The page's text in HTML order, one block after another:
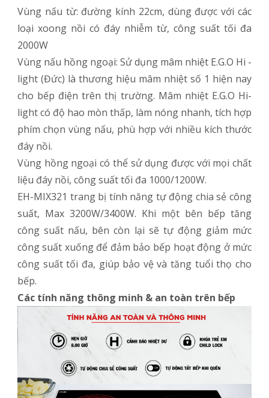
Vùng nấu từ: đường kính 22cm, dùng được với các
loại xoong nồi có đáy nhiễm từ, công suất tối đa
2000W
Vùng nấu hồng ngoại: Sử dụng mâm nhiệt E.G.O Hi -
light (Đức) là thương hiệu mâm nhiệt số 1 hiện nay
cho bếp điện trên thị trường. Mâm nhiệt E.G.O Hi-
light có độ hao mòn thấp, làm nóng nhanh, tích hợp
phím chọn vùng nấu, phù hợp với nhiều kích thước
đáy nồi.
Vùng hồng ngoại có thể sử dụng được với mọi chất
liệu đáy nồi, công suất tối đa 1000/1200W.
EH-MIX321 trang bị tính năng tự động chia sẻ công
suất, Max 3200W/3400W. Khi một bên bếp tăng
công suất nấu, bên còn lại sẽ tự động giảm mức
công suất xuống để đảm bảo bếp hoạt động ở mức
công suất tối đa, giúp bảo vệ và tăng tuổi thọ cho
bếp.
Các tính năng thông minh & an toàn trên bếp